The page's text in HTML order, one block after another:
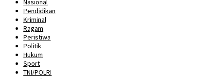
Nasional
Pendidikan
Kriminal
Ragam
Peristiwa
Politik
Hukum
Sport
TNI/POLRI